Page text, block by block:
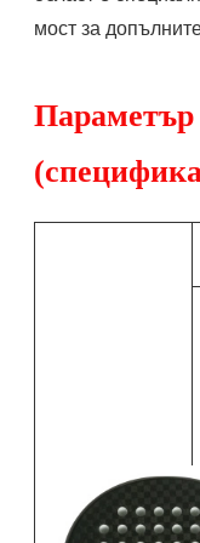
мост за
Параметър